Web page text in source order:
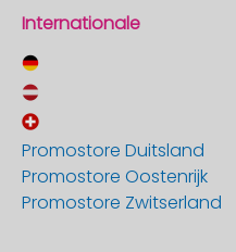
Internationale
Promostore Duitsland
Promostore Oostenrijk
Promostore Zwitserland